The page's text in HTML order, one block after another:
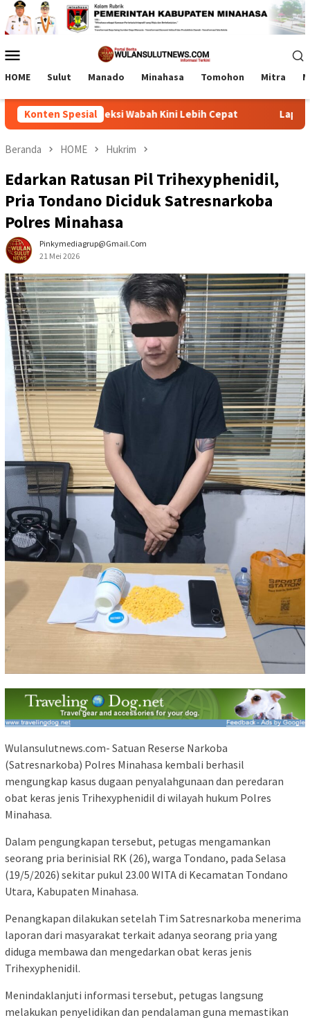
Loncat
ke
konten
Mobile
HOME Sulut Manado Minahasa Tomohon Mitra
Konten Spesial
Deteksi Wabah Kini Lebih Cepat Lapas Tamako
Beranda HOME Hukrim
Edarkan Ratusan Pil Trihexyphenidil,
Pria Tondano Diciduk Satresnarkoba
Polres Minahasa
Pinkymediagrup@gmail.com
21 Mei 2026
Wulansulutnews.com- Satuan Reserse Narkoba
(Satresnarkoba) Polres Minahasa kembali berhasil
mengungkap kasus dugaan penyalahgunaan dan peredaran
obat keras jenis Trihexyphenidil di wilayah hukum Polres
Minahasa.
Dalam pengungkapan tersebut, petugas mengamankan
seorang pria berinisial RK (26), warga Tondano, pada Selasa
(19/5/2026) sekitar pukul 23.00 WITA di Kecamatan Tondano
Utara, Kabupaten Minahasa.
Penangkapan dilakukan setelah Tim Satresnarkoba menerima
laporan dari masyarakat terkait adanya seorang pria yang
diduga membawa dan mengedarkan obat keras jenis
Trihexyphenidil.
Menindaklanjuti informasi tersebut, petugas langsung
melakukan penyelidikan dan pendalaman guna memastikan